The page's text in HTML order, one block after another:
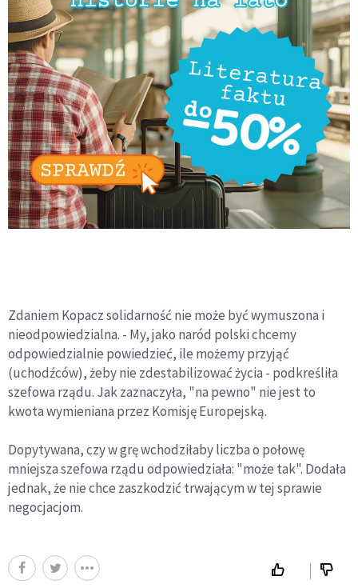
Zdaniem Kopacz solidarność nie może być wymuszona i
nieodpowiedzialna. - My, jako naród polski chcemy
odpowiedzialnie powiedzieć, ile możemy przyjąć
(uchodźców), żeby nie zdestabilizować życia - podkreśliła
szefowa rządu. Jak zaznaczyła, "na pewno" nie jest to
kwota wymieniana przez Komisję Europejską.
Dopytywana, czy w grę wchodziłaby liczba o połowę
mniejsza szefowa rządu odpowiedziała: "może tak". Dodała
jednak, że nie chce zaszkodzić trwającym w tej sprawie
negocjacjom.